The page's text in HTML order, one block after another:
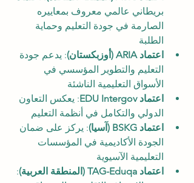
بريطاني عالمي معروف بمعاييره
الصارمة في جودة التعليم وحماية
الطلبة
اعتماد ARIA (أوزبكستان)
: يدعم جودة
التعليم والتطوير المؤسسي في
الأسواق التعليمية الناشئة
اعتماد EDU Intergov
: يعكس التعاون
الدولي والتكامل في أنظمة التعليم
اعتماد BSKG (آسيا)
: يركز على ضمان
الجودة الأكاديمية في المؤسسات
التعليمية الآسيوية
اعتماد TAG-Eduqa (المنطقة العربية)
: